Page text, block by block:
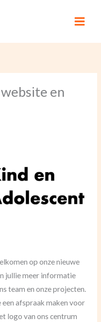
en
op onze nieuwe
jullie meer informatie
team en onze projecten.
een afspraak maken voor
logo van ons centrum